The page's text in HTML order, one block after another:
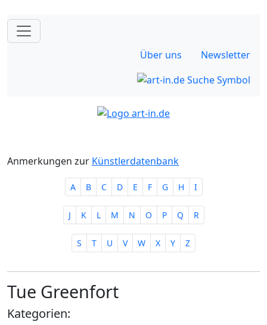
Über uns Newsletter
Anmerkungen zur Künstlerdatenbank
A B C D E F G H I
J K L M N O P Q R
S T U V W X Y Z
Tue Greenfort
Kategorien: